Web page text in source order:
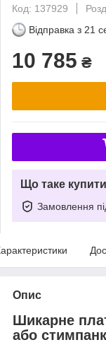
Код: 137929
Відправка з 21
10 785 ₴
Що таке
Замовлення
Опис
Шикарне
або